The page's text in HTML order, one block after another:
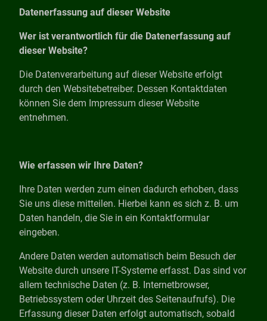
Datenerfassung auf dieser Website
Wer ist verantwortlich für die Datenerfassung auf
dieser Website?
Die Datenverarbeitung auf dieser Website erfolgt
durch den Websitebetreiber. Dessen Kontaktdaten
können Sie dem Impressum dieser Website
entnehmen.
Wie erfassen wir Ihre Daten?
Ihre Daten werden zum einen dadurch erhoben, dass
Sie uns diese mitteilen. Hierbei kann es sich z. B. um
Daten handeln, die Sie in ein Kontaktformular
eingeben.
Andere Daten werden automatisch beim Besuch der
Website durch unsere IT-Systeme erfasst. Das sind vor
allem technische Daten (z. B. Internetbrowser,
Betriebssystem oder Uhrzeit des Seitenaufrufs). Die
Erfassung dieser Daten erfolgt automatisch, sobald